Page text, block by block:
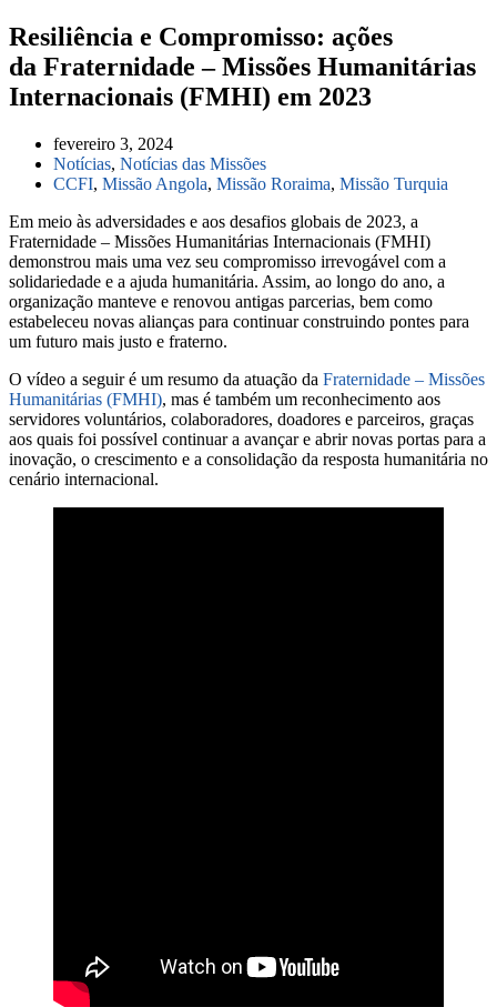
Resiliência e Compromisso: ações
da Fraternidade – Missões Humanitárias
Internacionais (FMHI) em 2023
fevereiro 3, 2024
Notícias, Notícias das Missões
CCFI, Missão Angola, Missão Roraima, Missão Turquia
Em meio às adversidades e aos desafios globais de 2023, a
Fraternidade – Missões Humanitárias Internacionais (FMHI)
demonstrou mais uma vez seu compromisso irrevogável com a
solidariedade e a ajuda humanitária. Assim, ao longo do ano, a
organização manteve e renovou antigas parcerias, bem como
estabeleceu novas alianças para continuar construindo pontes para
um futuro mais justo e fraterno.
O vídeo a seguir é um resumo da atuação da Fraternidade – Missões
Humanitárias (FMHI), mas é também um reconhecimento aos
servidores voluntários, colaboradores, doadores e parceiros, graças
aos quais foi possível continuar a avançar e abrir novas portas para a
inovação, o crescimento e a consolidação da resposta humanitária no
cenário internacional.